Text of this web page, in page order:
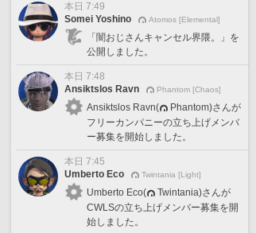
本日 7:49
Somei Yoshino
Atomos [Elemental]
「闇おじさんキャンセル界隈。」を
公開しました。
本日 7:48
Ansiktslos Ravn
Phantom [Chaos]
Ansiktslos Ravn(
Phantom)さんが
フリーカンパニーの立ち上げメンバ
ー募集を開始しました。
本日 7:45
Umberto Eco
Twintania [Light]
Umberto Eco(
Twintania)さんが
CWLSの立ち上げメンバー募集を開
始しました。